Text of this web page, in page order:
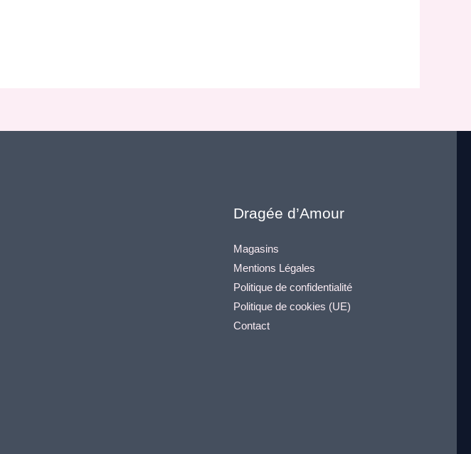
Dragée d’Amour
Magasins
Mentions Légales
Politique de confidentialité
Politique de cookies (UE)
Contact